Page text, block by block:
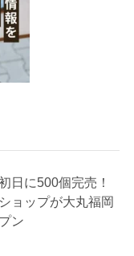
日に500個完売！
ョップが大丸福岡
ン